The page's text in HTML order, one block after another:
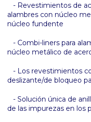
- Revestimientos de
alambres con núcleo
núcleo fundente
- Combi-liners para
núcleo metálico de
- Los revestimientos
deslizante/de bloqueo
- Solución única de
de las impurezas en los